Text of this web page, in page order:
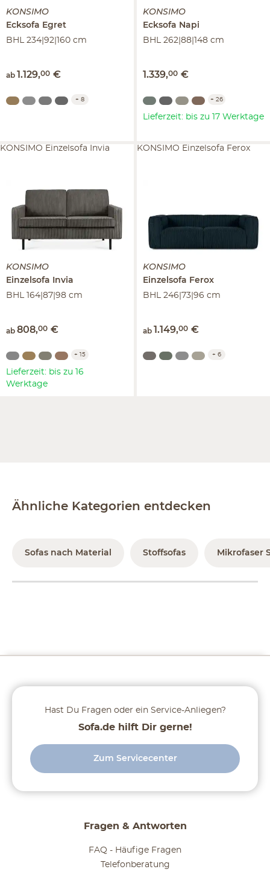
KONSIMO
Ecksofa Egret
BHL 234|92|160 cm
ab 1.129,00 €
+ 8
KONSIMO
Ecksofa Napi
BHL 262|88|148 cm
1.339,00 €
+ 26
Lieferzeit: bis zu 17 Werktage
KONSIMO
Einzelsofa
Invia
BHL 164|87|98 cm
ab 808,00 €
KONSIMO Einzelsofa Invia
+ 15
Lieferzeit: bis zu 16
Werktage
KONSIMO
Einzelsofa Ferox
BHL 246|73|96 cm
ab 1.149,00 €
KONSIMO Einzelsofa Ferox
+ 6
Ähnliche Kategorien entdecken
Sofas nach Material Stoffsofas Mikrofaser
Fragen & Antworten
FAQ - Häufige Fragen
Telefonberatung
Hast Du Fragen oder ein Service-Anliegen?
Sofa.de hilft Dir gerne!
Zum Servicecenter